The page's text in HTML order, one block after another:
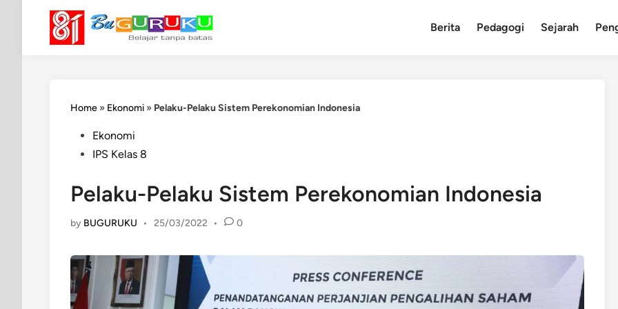
content
Berita Pedagogi Sejarah
Home » Ekonomi » Pelaku-Pelaku Sistem Perekonomian Indonesia
PostedEkonomi
IPS Kelas 8
Pelaku-Pelaku Sistem Perekonomian Indonesia
by BUGURUKU • 25/03/2022 • 0